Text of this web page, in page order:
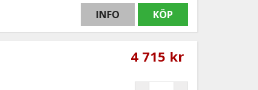
INFO KÖP
4 715 kr